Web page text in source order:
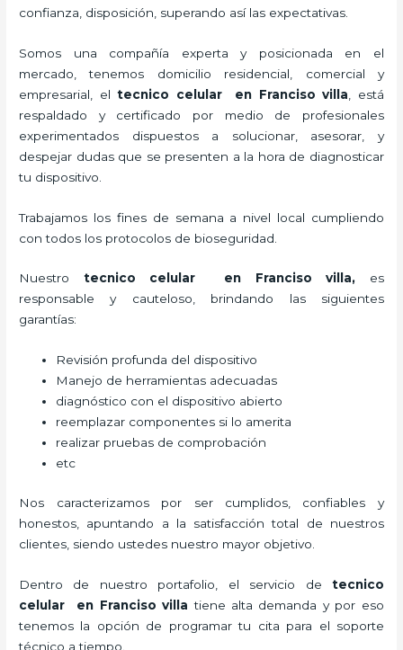
confianza, disposición, superando así las expectativas.
Somos una compañía experta y posicionada en el
mercado, tenemos domicilio residencial, comercial y
empresarial, eltecnico celular en Franciso villa , está
respaldado y certificado por medio de profesionales
experimentados dispuestos a solucionar, asesorar, y
despejar dudas que se presenten a la hora de diagnosticar
tu dispositivo.
Trabajamos los fines de semana a nivel local cumpliendo
con todos los protocolos de bioseguridad.
Nuestro tecnico celular en Franciso villa, es
responsable y cauteloso, brindando las siguientes
garantías:
Revisión profunda del dispositivo
Manejo de herramientas adecuadas
diagnóstico con el dispositivo abierto
reemplazar componentes si lo amerita
realizar pruebas de comprobación
etc
Nos caracterizamos por ser cumplidos, confiables y
honestos, apuntando a la satisfacción total de nuestros
clientes, siendo ustedes nuestro mayor objetivo.
Dentro de nuestro portafolio, el servicio de tecnico
celular en Franciso villa tiene alta demanda y por eso
tenemos la opción de programar tu cita para el soporte
técnico a tiempo.